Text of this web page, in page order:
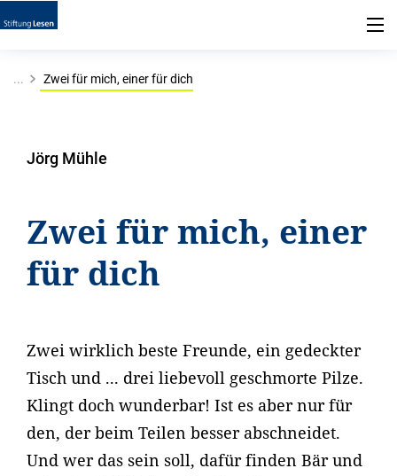
... Zwei für mich, einer für dich
Jörg Mühle
Zwei für mich, einer
für dich
Zwei wirklich beste Freunde, ein gedeckter
Tisch und ... drei liebevoll geschmorte Pilze.
Klingt doch wunderbar! Ist es aber nur für
den, der beim Teilen besser abschneidet.
Und wer das sein soll, dafür finden Bär und